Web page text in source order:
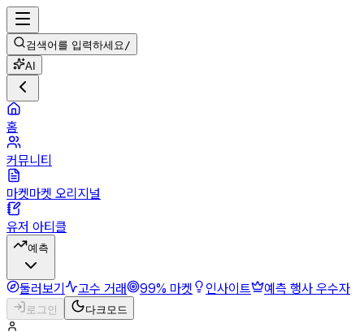
검색어를 입력하세요/
AI
홈
커뮤니티
마켓마켓 오리지널
유저 아티클
예측
둘러보기 고수 거래 99% 마켓 인사이트 예측 행사 우수자
로그인 다크모드